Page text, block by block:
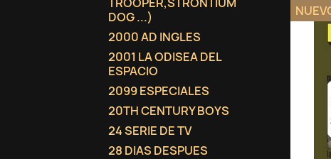
DOG ...)
2000 AD INGLES
2001 LA ODISEA DEL
ESPACIO
2099 ESPECIALES
20TH CENTURY BOYS
24 SERIE DE TV
28 DIAS DESPUES